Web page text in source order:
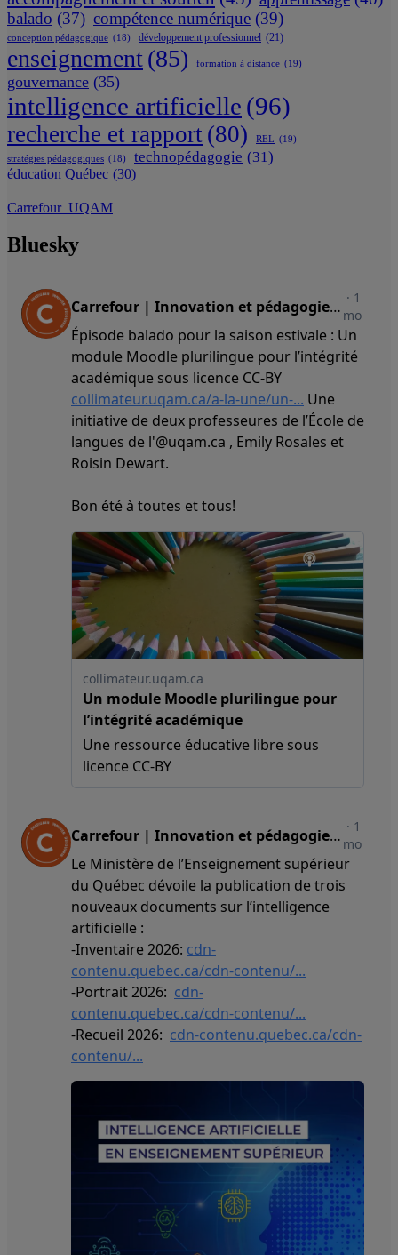
balado (37) compétence numérique (39)
conception pédagogique (18) développement professionnel (21)
enseignement(85) formation à distance (19)
gouvernance (35)
intelligence artificielle (96)
recherche et rapport (80) REL (19)
stratégies pédagogiques (18) technopédagogie (31)
éducation Québec (30)
Carrefour_UQAM
Bluesky